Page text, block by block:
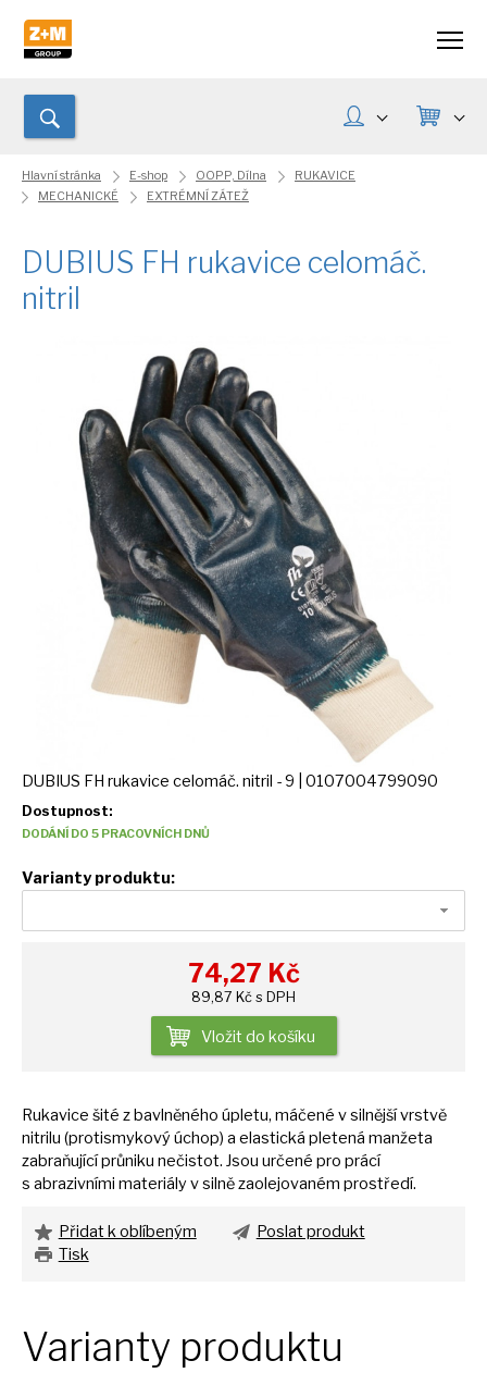
Hlavní stránka E-shop OOPP, Dílna
RUKAVICE
MECHANICKÉ
EXTRÉMNÍ ZÁTEŽ
DUBIUS FH rukavice celomáč.
nitril
DUBIUS FH rukavice celomáč. nitril - 9 | 0107004799090
Dostupnost:
DODÁNÍ DO 5 PRACOVNÍCH DNŮ
Varianty produktu:
74,27 Kč
89,87 Kč s DPH
Vložit do košíku
Rukavice šité zbavlněného úpletu, máčené vsilnější vrstvě
nitrilu (protismykový úchop) a elastická pletená manžeta
zabraňující průniku nečistot. Jsou určené pro prácí
s abrazivními materiályvsilně zaolejovaném prostředí.
Přidat k oblíbeným
Poslat produkt
Tisk
Varianty produktu